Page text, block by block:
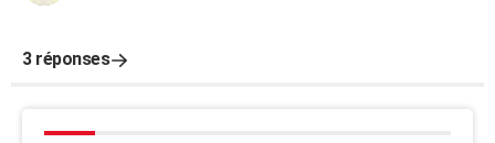
3 réponses